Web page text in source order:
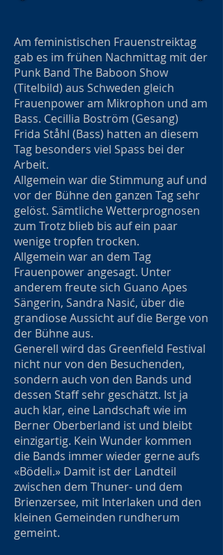
Am feministischen Frauenstreiktag
gab es im frühen Nachmittag mit der
Punk Band The Baboon Show
(Titelbild) aus Schweden gleich
Frauenpower am Mikrophon und am
Bass. Cecillia Boström (Gesang)
Frida Ståhl (Bass) hatten an diesem
Tag besonders viel Spass bei der
Arbeit.
Allgemein war die Stimmung auf und
vor der Bühne den ganzen Tag sehr
gelöst. Sämtliche Wetterprognosen
zum Trotz blieb bis auf ein paar
wenige tropfen trocken.
Allgemein war an dem Tag
Frauenpower angesagt. Unter
anderem freute sich Guano Apes
Sängerin, Sandra Nasić, über die
grandiose Aussicht auf die Berge von
der Bühne aus.
Generell wird das Greenfield Festival
nicht nur von den Besuchenden,
sondern auch von den Bands und
dessen Staff sehr geschätzt. Ist ja
auch klar, eine Landschaft wie im
Berner Oberberland ist und bleibt
einzigartig. Kein Wunder kommen
die Bands immer wieder gerne aufs
«Bödeli.» Damit ist der Landteil
zwischen dem Thuner- und dem
Brienzersee, mit Interlaken und den
kleinen Gemeinden rundherum
gemeint.